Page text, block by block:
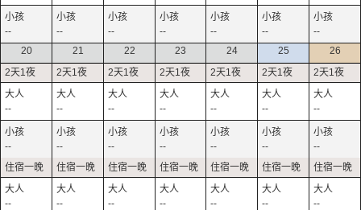
-- -- -- -- -- --
--
20
--
--
--
21
--
--
--
22
--
--
--
23
--
--
--
24
--
--
--
25
--
--
--
26
--
--
--